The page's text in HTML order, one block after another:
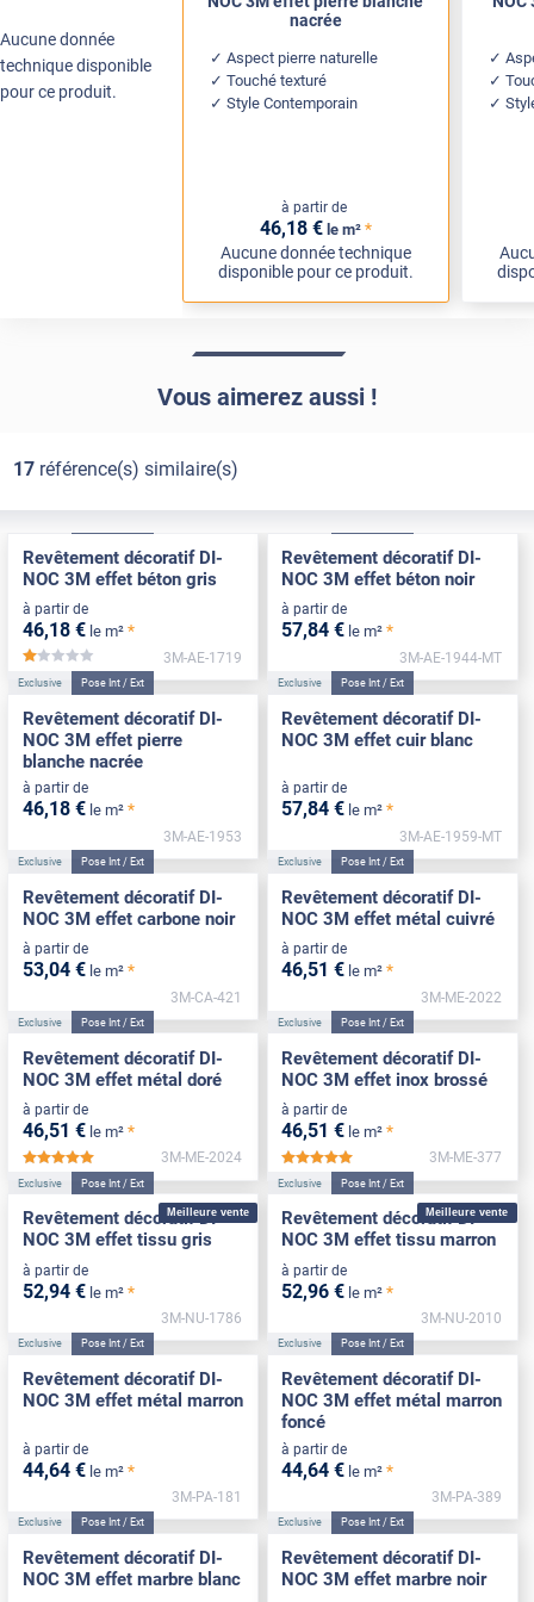
Aucune donnée
technique disponible
pour ce produit.
nacrée
Aspect pierre naturelle
Touché texturé
Style Contemporain
à partir de
46,18 € le m² *
Aucune donnée technique
disponible pour ce produit.
Vous aimerez aussi !
17référence(s) similaire(s)
Revêtement décoratif DI-
NOC 3M effet béton gris
à partir de
46,18 € le m² *
*****
3M-AE-1719
Revêtement décoratif DI-
NOC 3M effet béton noir
à partir de
57,84 € le m² *
3M-AE-1944-MT
Exclusive Pose Int / Ext
Revêtement décoratif DI-
NOC 3M effet pierre
blanche nacrée
à partir de
46,18 € le m² *
3M-AE-1953
Exclusive Pose Int / Ext
Revêtement décoratif DI-
NOC 3M effet cuir blanc
à partir de
57,84 € le m² *
3M-AE-1959-MT
Exclusive Pose Int / Ext
Revêtement décoratif DI-
NOC 3M effet carbone noir
à partir de
53,04 € le m² *
3M-CA-421
Exclusive Pose Int / Ext
Revêtement décoratif DI-
NOC 3M effet métal cuivré
à partir de
46,51 € le m² *
3M-ME-2022
Exclusive Pose Int / Ext
Revêtement décoratif DI-
NOC 3M effet métal doré
à partir de
46,51 € le m² *
*****
3M-ME-2024
Exclusive Pose Int / Ext
Revêtement décoratif DI-
NOC 3M effet inox brossé
à partir de
46,51 € le m² *
3M-ME-377
Meilleure vente
Exclusive Pose Int / Ext
Revêtement décoratif DI-
NOC 3M effet tissu gris
à partir de
52,94 € le m² *
3M-NU-1786
Meilleure vente
Exclusive Pose Int / Ext
Revêtement décoratif DI-
NOC 3M effet tissu marron
à partir de
52,96 € le m² *
3M-NU-2010
Exclusive Pose Int / Ext
Revêtement décoratif DI-
NOC 3M effet métal marron
à partir de
44,64 € le m² *
3M-PA-181
Exclusive Pose Int / Ext
Revêtement décoratif DI-
NOC 3M effet métal marron
foncé
à partir de
44,64 € le m² *
3M-PA-389
Exclusive Pose Int / Ext
Revêtement décoratif DI-
NOC 3M effet marbre blanc
Exclusive Pose Int / Ext
Revêtement décoratif DI-
NOC 3M effet marbre noir